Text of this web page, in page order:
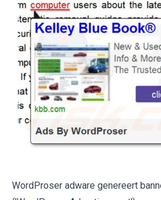
WordProser adware genereert